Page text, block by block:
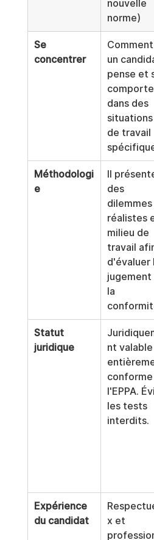
nouvelle
norme)
Se
concentrer
Comment
un
pense et
comporte
dans des
situations
de travail
Méthodologi
e
Il
des
dilemmes
réalistes
milieu de
travail
d'évaluer
jugement
la
Statut
juridique
nt
conforme
l'EPPA.
les tests
interdits.
Expérience
du candidat
x et